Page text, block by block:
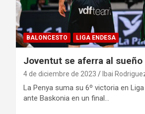
BALONCESTO LIGA ENDESA
Joventut se aferra al sueño
4 de diciembre de 2023 Ibai
La Penya suma su 6º victoria en
ante Baskonia en un final…